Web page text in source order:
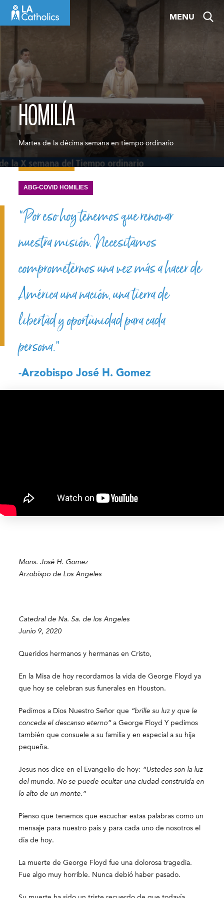
MENU
HOMILÍA
Martes de la décima semana en tiempo ordinario
ABG-COVID HOMILIES
“Por eso hoy tenemos que renovar
nuestra misión. Necesitamos
comprometernos una vez más a hacer de
América una nación, una tierra de
libertad y oportunidad para cada
persona.”
-Arzobispo José H. Gomez
Mons. José H. Gomez
Arzobispo de Los Angeles
Catedral de Na. Sa. de los Angeles
Junio 9, 2020
Queridos hermanos y hermanas en Cristo,
En la Misa de hoy recordamos la vida de George Floyd ya
que hoy se celebran sus funerales en Houston.
Pedimos a Dios Nuestro Señor que “brille su luz y que le
conceda el descanso eterno” a George Floyd Y pedimos
también que consuele a su familia y en especial a su hija
pequeña.
Jesus nos dice en el Evangelio de hoy: “Ustedes son la luz
del mundo. No se puede ocultar una ciudad construida en
lo alto de un monte.”
Pienso que tenemos que escuchar estas palabras como un
mensaje para nuestro país y para cada uno de nosotros el
día de hoy.
La muerte de George Floyd fue una dolorosa tragedia.
Fue algo muy horrible. Nunca debió haber pasado.